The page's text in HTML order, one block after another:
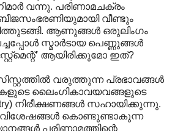
വന്നു. പരി‍ണാമചക്രം
വീണ്ടും
ആണുങ്ങള്‍ ഒരുലിംഗം
സ്മാര്‍ടായ പെണ്ണുങ്ങള്‍
ആയിരിക്കുമോ ഇത്?
വരുത്തുന്ന പ്രഭാവങ്ങള്‍‍
ലൈംഗികാവയവങ്ങളുടെ
നിരീക്ഷണങ്ങള്‍ സഹായിക്കുന്നു.
കൊണ്ടുണ്ടാകുന്ന
പരിണാമത്തിന്റെ